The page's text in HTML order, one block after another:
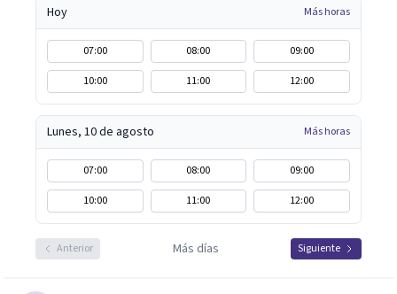
Hoy Más horas
07:00 08:00
09:00
10:00
11:00 12:00
Lunes, 10 de agosto Más horas
07:00 08:00
09:00
10:00
11:00 12:00
Anterior Más días Siguiente